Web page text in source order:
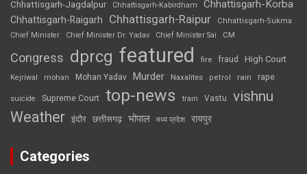
Chhattisgarh-Jagdalpur Chhattisgarh-Kabirdham Chhattisgarh-Korba
Chhattisgarh-Raigarh Chhattisgarh-Raipur
Chhattisgarh-Sukma
Chief Minister
Chief Minister Dr. Yadav Chief Minister Sai CM
Congress dprcg featured fire fraud High Court
Kejriwal mohan Mohan Yadav Murder Naxalites petrol rain rape
suicide Supreme Court top-news train Vastu vishnu
Weather इंदौर छत्तीसगढ़ भोपाल मध्य प्रदेश रायपुर
Categories